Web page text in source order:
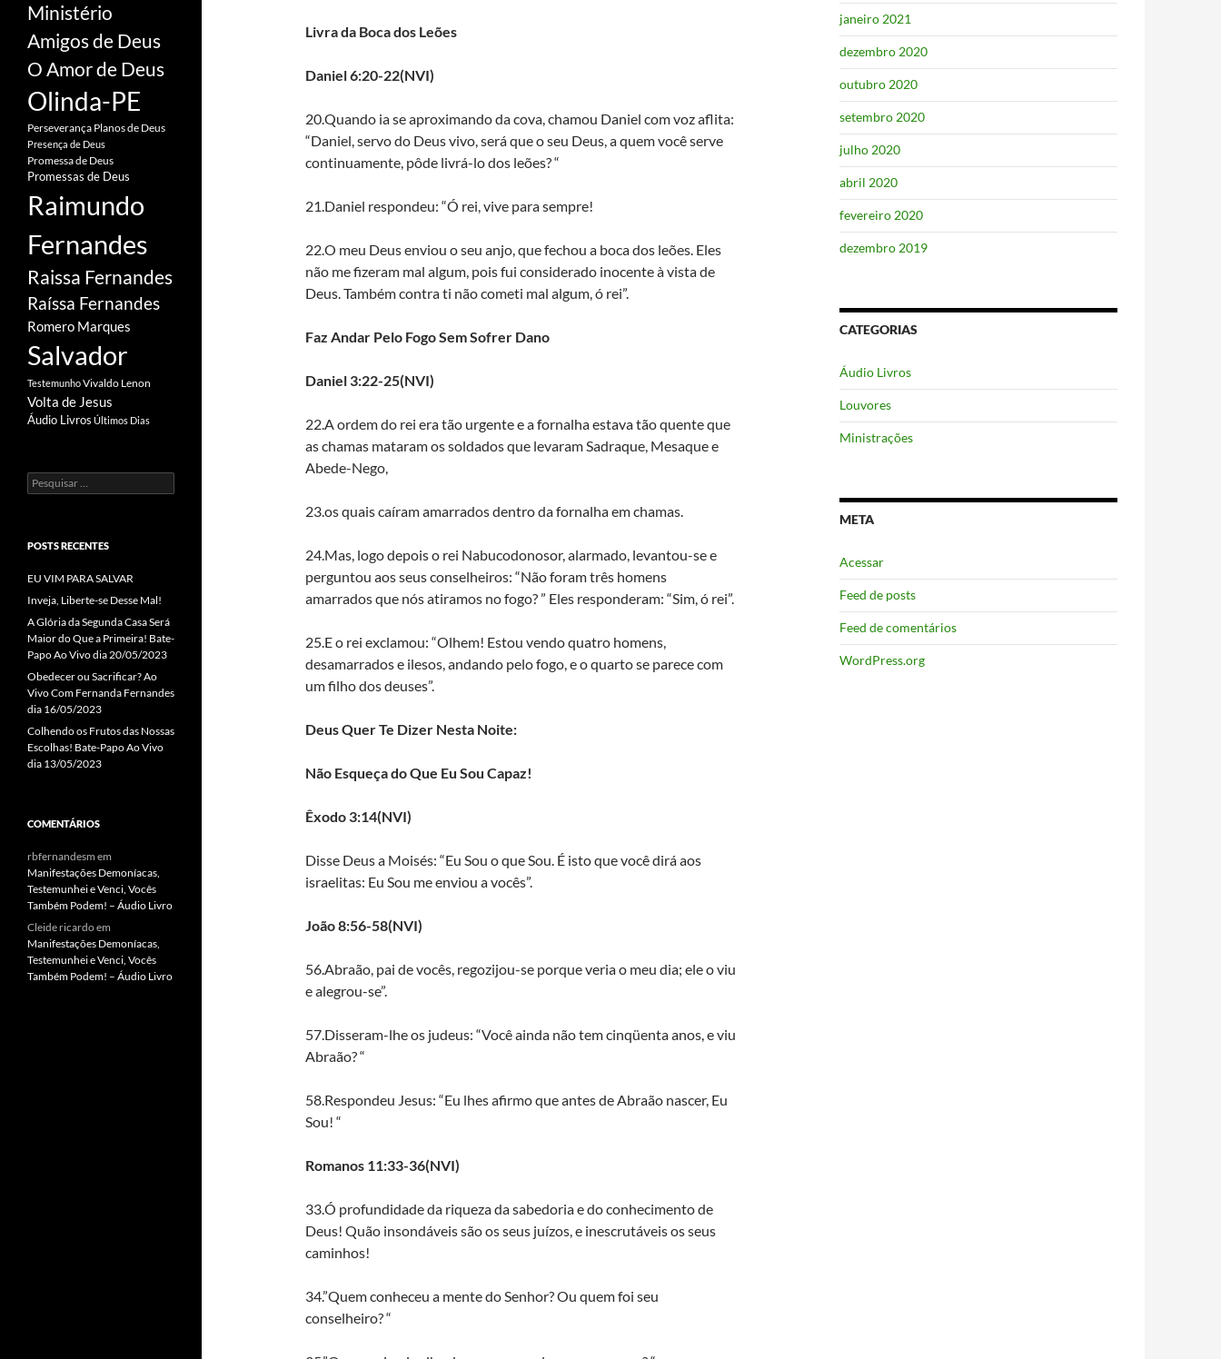
Livra da Boca dos Leões
Daniel 6:20-22(NVI)
20.Quando ia se aproximando da cova, chamou Daniel com voz aflita:
“Daniel, servo do Deus vivo, será que o seu Deus, a quem você serve
continuamente, pôde livrá-lo dos leões? “
21.Daniel respondeu: “Ó rei, vive para sempre!
22.O meu Deus enviou o seu anjo, que fechou a boca dos leões. Eles
não me fizeram mal algum, pois fui considerado inocente à vista de
Deus. Também contra ti não cometi mal algum, ó rei”.
Faz Andar Pelo Fogo Sem Sofrer Dano
Daniel 3:22-25(NVI)
22.A ordem do rei era tão urgente e a fornalha estava tão quente que
as chamas mataram os soldados que levaram Sadraque, Mesaque e
Abede-Nego,
23.os quais caíram amarrados dentro da fornalha em chamas.
24.Mas, logo depois o rei Nabucodonosor, alarmado, levantou-se e
perguntou aos seus conselheiros: “Não foram três homens
amarrados que nós atiramos no fogo? ” Eles responderam: “Sim, ó rei”.
25.E o rei exclamou: “Olhem! Estou vendo quatro homens,
desamarrados e ilesos, andando pelo fogo, e o quarto se parece com
um filho dos deuses”.
Deus Quer Te Dizer Nesta Noite:
Não Esqueça do Que Eu Sou Capaz!
Êxodo 3:14(NVI)
Disse Deus a Moisés: “Eu Sou o que Sou. É isto que você dirá aos
israelitas: Eu Sou me enviou a vocês”.
João 8:56-58(NVI)
56.Abraão, pai de vocês, regozijou-se porque veria o meu dia; ele o viu
e alegrou-se”.
57.Disseram-lhe os judeus: “Você ainda não tem cinqüenta anos, e viu
Abraão? “
58.Respondeu Jesus: “Eu lhes afirmo que antes de Abraão nascer, Eu
Sou! “
Romanos 11:33-36(NVI)
33.Ó profundidade da riqueza da sabedoria e do conhecimento de
Deus! Quão insondáveis são os seus juízos, e inescrutáveis os seus
caminhos!
34.”Quem conheceu a mente do Senhor? Ou quem foi seu
conselheiro? “
janeiro 2021
dezembro 2020
outubro 2020
setembro 2020
julho 2020
abril 2020
fevereiro 2020
dezembro 2019
CATEGORIAS
Áudio Livros
Louvores
Ministrações
META
Acessar
Feed de posts
Feed de comentários
WordPress.org
Ministério
Amigos de Deus
O Amor de Deus
Olinda-PE
Perseverança Planos de Deus
Presença de Deus
Promessa de Deus
Promessas de Deus
Raimundo
Fernandes
Raissa Fernandes
Raíssa Fernandes
Romero Marques
Salvador
TestemunhoVivaldo Lenon
Volta de Jesus
Áudio Livros Últimos Dias
Pesquisar
por:
POSTS RECENTES
EU VIM PARA SALVAR
Inveja, Liberte-se Desse Mal!
A Glória da Segunda Casa Será
Maior do Que a Primeira! Bate-
Papo Ao Vivo dia 20/05/2023
Obedecer ou Sacrificar? Ao
Vivo Com Fernanda Fernandes
dia 16/05/2023
Colhendo os Frutos das Nossas
Escolhas! Bate-Papo Ao Vivo
dia 13/05/2023
COMENTÁRIOS
rbfernandesm em
Manifestações Demoníacas,
Testemunhei e Venci, Vocês
Também Podem! – Áudio Livro
Cleide ricardoem
Manifestações Demoníacas,
Testemunhei e Venci, Vocês
Também Podem! – Áudio Livro